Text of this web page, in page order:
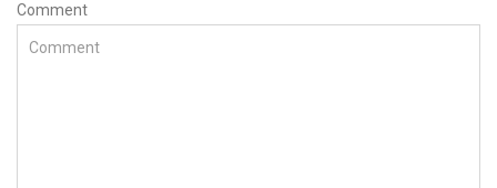
Comment